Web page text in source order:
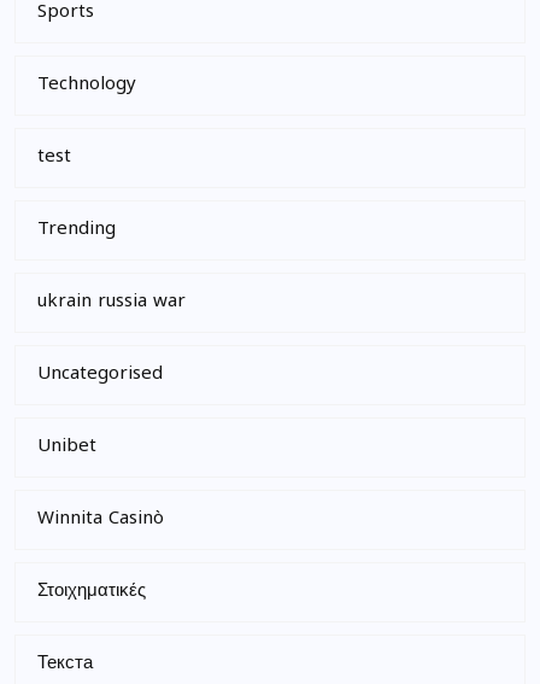
Sports
Technology
test
Trending
ukrain russia war
Uncategorised
Unibet
Winnita Casinò
Στοιχηματικές
Текста